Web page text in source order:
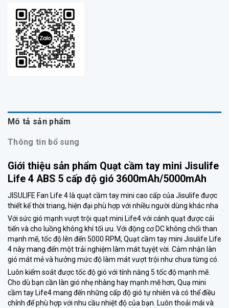
Mô tả sản phẩm
Thông tin bổ sung
Giới thiệu sản phẩm Quạt cầm tay mini Jisulife
Life 4 ABS 5 cấp độ gió 3600mAh/5000mAh
JISULIFE Fan Life 4 là quạt cầm tay mini cao cấp của Jisulife được
thiết kế thời triang, hiện đại phù hợp với nhiều người dùng khác nha
Với sức gió mạnh vượt trội quạt mini Life4 với cánh quạt được cải
tiến và cho luồng không khí tối ưu. Với động cơ DC không chổi than
mạnh mẽ, tốc độ lên đến 5000 RPM, Quạt cầm tay mini Jisulife Life
4 này mang đến một trải nghiệm làm mát tuyệt vời. Cảm nhận làn
gió mát mẻ và hưởng mức độ làm mát vượt trội như chưa từng có.
Luôn kiểm soát được tốc độ gió với tính năng 5 tốc độ mạnh mẽ.
Cho dù bạn cần làn gió nhẹ nhàng hay mạnh mẽ hơn, Quạ mini
cầm tay Life4 mang đến những cấp độ gió tự nhiên và có thể điều
chỉnh để phù hợp với nhu cầu nhiệt độ của bạn. Luôn thoải mái và